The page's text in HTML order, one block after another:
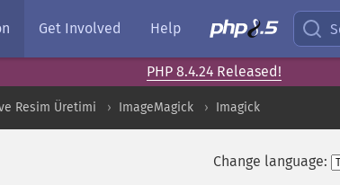
Get Involved Help
PHP 8.4.24 Released!
Resim Üretimi ImageMagick Imagick
Change language: